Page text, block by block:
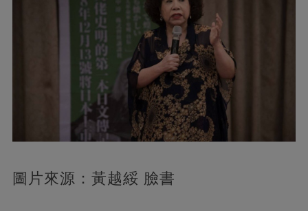
圖片來源：黃越綏 臉書